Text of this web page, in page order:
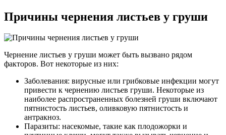
Причины чернения листьев у груши
Чернение листьев у груши может быть вызвано рядом
факторов. Вот некоторые из них:
Заболевания: вирусные или грибковые инфекции могут
привести к чернению листьев груши. Некоторые из
наиболее распространенных болезней груши включают
пятнистость листьев, оливковую пятнистость и
антракноз.
Паразиты: насекомые, такие как плодожорки и